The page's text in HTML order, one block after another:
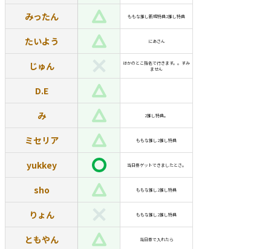
みったん ももな推し新規特典2推し特典
たいよう にあさん
じゅん
ほかのとこ指名で行きます。。すみ
ません
D.E
み 2推し特典。
ミセリア ももな推し2推し特典
yukkey 当日券ゲットできましたとさ。
sho ももな推し2推し特典
りょん ももな推し2推し特典
ともやん 当日券で入れたら